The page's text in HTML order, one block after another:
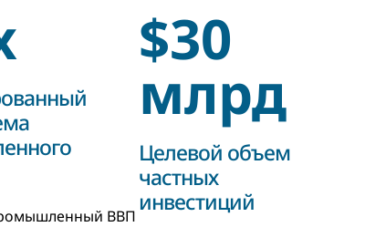
ВВП
$30
млрд
Целевой объем
частных
инвестиций